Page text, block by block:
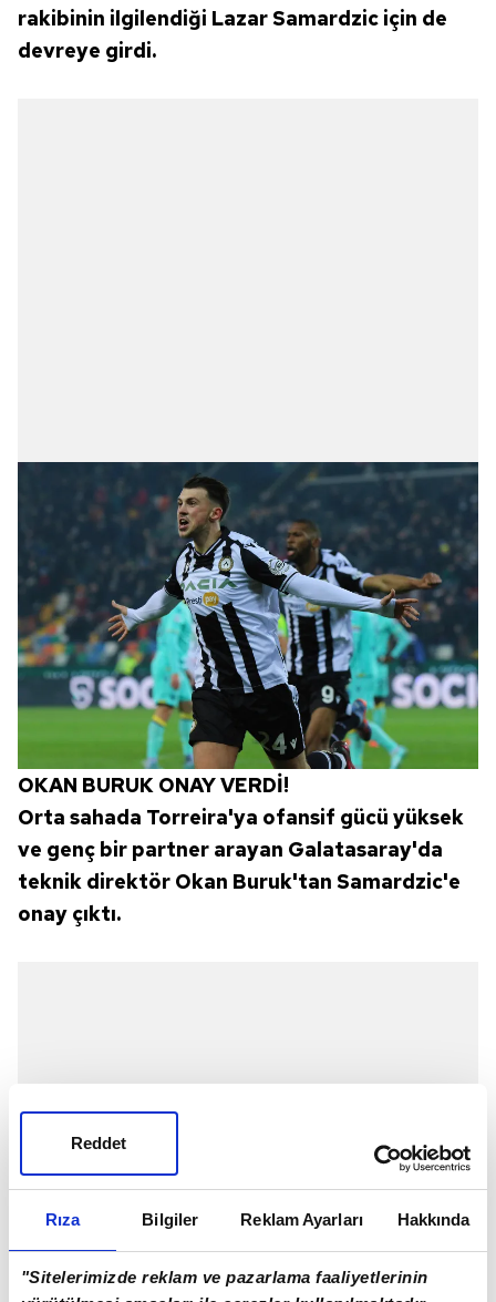
Rıza Bilgiler Reklam Ayarları Hakkında
"Sitelerimizde reklam ve pazarlama faaliyetlerinin
Reddet
rakibinin ilgilendiği Lazar Samardzic için de
devreye girdi.
OKAN BURUK ONAY VERDİ!
Orta sahada Torreira'ya ofansif gücü yüksek
ve genç bir partner arayan Galatasaray'da
teknik direktör Okan Buruk'tan Samardzic'e
onay çıktı.